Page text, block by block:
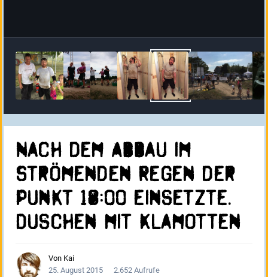
Nach dem Abbau im
Strömenden Regen der
Punkt 18:00 einsetzte.
Duschen mit Klamotten
Von Kai
25. August 2015
2.652 Aufrufe